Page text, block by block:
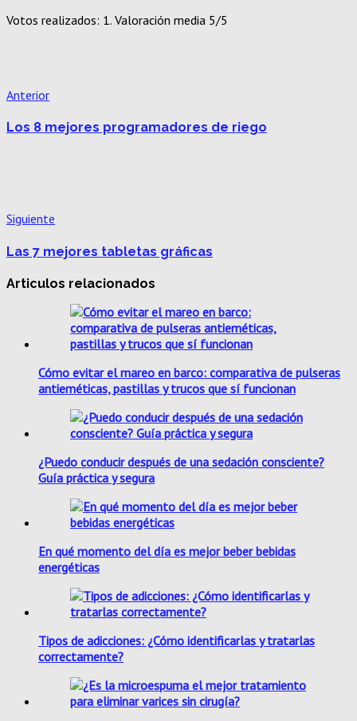
Votos realizados: 1. Valoración media 5/5
Anterior
Los 8 mejores programadores de riego
Siguiente
Las 7 mejores tabletas gráficas
Articulos relacionados
Cómo evitar el mareo en barco: comparativa de pulseras
antieméticas, pastillas y trucos que sí funcionan
¿Puedo conducir después de una sedación consciente?
Guía práctica y segura
En qué momento del día es mejor beber bebidas
energéticas
Tipos de adicciones: ¿Cómo identificarlas y tratarlas
correctamente?